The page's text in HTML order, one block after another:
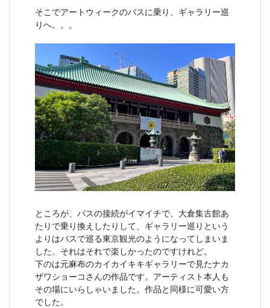
そこでアートウィークのバスに乗り、ギャラリー巡
りへ。。。
ところが、バスの接続がイマイチで、大倉集古館あ
たりで乗り換えしたりして、ギャラリー巡りという
よりはバスで巡る東京観光のようになってしまいま
した。それはそれで楽しかったのですけれど。
下のは元麻布のカイカイキキギャラリーで見たナカ
ザワショーコさんの作品です。アーティスト本人も
その場にいらしゃいました。作品と同様に可愛い方
でした。